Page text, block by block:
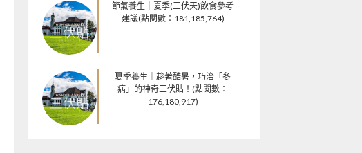
節氣養生｜夏季(三伏天)飲食參考
建議(點閱數：181,185,764)
夏季養生｜趁著酷暑，巧治「冬
病」的神奇三伏貼！(點閱數：
176,180,917)